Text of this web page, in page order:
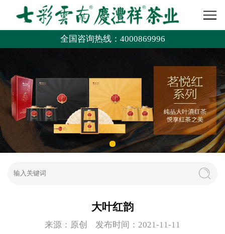
全国咨询热线：4000869996
大叶红韵
来源：原创 发布时间：2021-11-11